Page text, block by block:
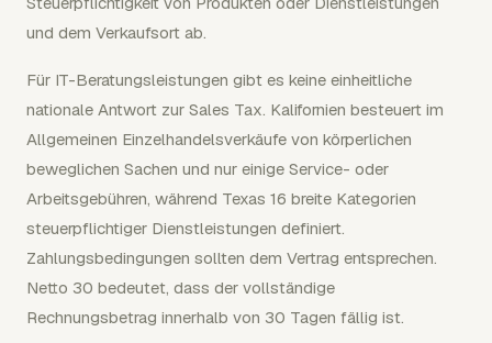
und dem Verkaufsort ab.
Für IT-Beratungsleistungen gibt es keine einheitliche
nationale Antwort zur Sales Tax. Kalifornien besteuert im
Allgemeinen Einzelhandelsverkäufe von körperlichen
beweglichen Sachen und nur einige Service- oder
Arbeitsgebühren, während Texas 16 breite Kategorien
steuerpflichtiger Dienstleistungen definiert.
Zahlungsbedingungen sollten dem Vertrag entsprechen.
Netto 30 bedeutet, dass der vollständige
Rechnungsbetrag innerhalb von 30 Tagen fällig ist.